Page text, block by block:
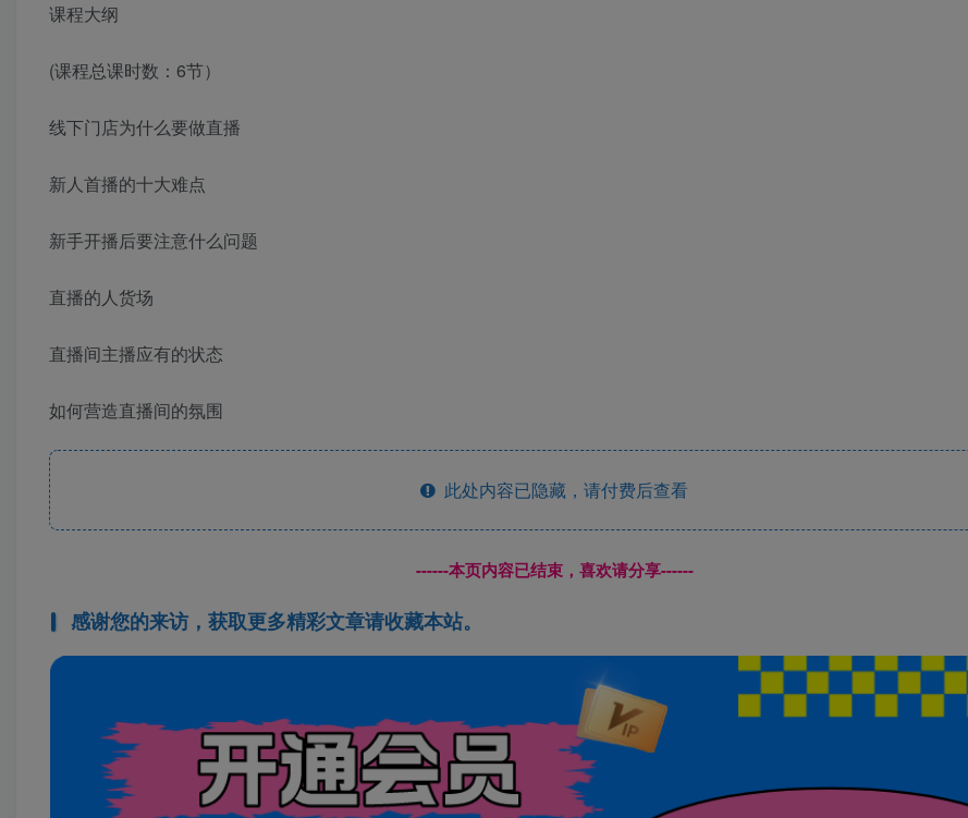
课程大纲
(课程总课时数：6节）
线下门店为什么要做直播
新人首播的十大难点
新手开播后要注意什么问题
直播的人货场
直播间主播应有的状态
如何营造直播间的氛围
此处内容已隐藏，请付费后查看
------本页内容已结束，喜欢请分享------
感谢您的来访，获取更多精彩文章请收藏本站。